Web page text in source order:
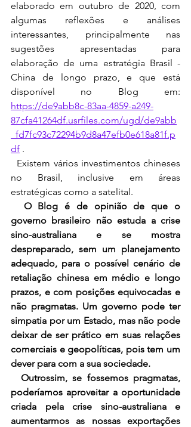
elaborado em outubro de 2020, com
algumas reflexões e análises
interessantes, principalmente nas
sugestões apresentadas para
elaboração de uma estratégia Brasil -
China de longo prazo, e que está
https://de9abb8c-83aa-4859-a249-
87cfa41264df.usrfiles.com/ugd/de9abb
_fd7fc93c72294b9d8a47efb0e618a81f.p
df .
no Brasil, inclusive em áreas
estratégicas como a satelital.
governo brasileiro não estuda a crise
sino-australiana e se mostra
despreparado, sem um planejamento
adequado, para o possível cenário de
retaliação chinesa em médio e longo
prazos, e com posições equivocadas e
não pragmatas. Um governo pode ter
simpatia por um Estado, mas não pode
deixar de ser prático em suas relações
comerciais e geopolíticas, pois tem um
dever para com a sua sociedade.
poderíamos aproveitar a oportunidade
criada pela crise sino-australiana e
aumentarmos as nossas exportações